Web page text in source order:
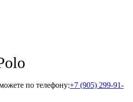
по телефону:+7 (905) 299-91-